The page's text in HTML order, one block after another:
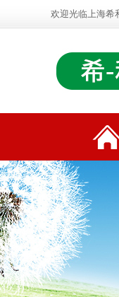
欢迎光临上海希